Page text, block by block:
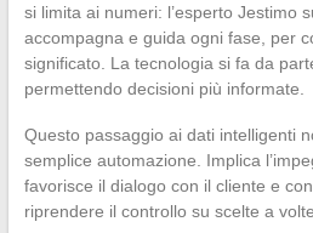
si limita ai numeri: l’esperto Jestimo
accompagna e guida ogni fase, per
significato. La tecnologia si fa da
permettendo decisioni più informate.
Questo passaggio ai dati intelligenti
semplice automazione. Implica
favorisce il dialogo con il cliente e
riprendere il controllo su scelte a